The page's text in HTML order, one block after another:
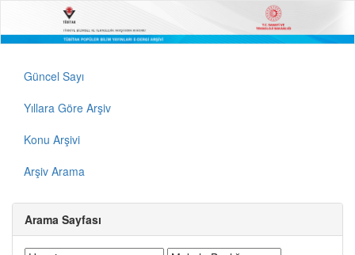
Güncel Sayı
Yıllara Göre Arşiv
Konu Arşivi
Arşiv Arama
Arama Sayfası